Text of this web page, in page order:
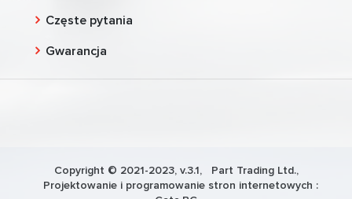
Częste pytania
Gwarancja
Copyright © 2021-2023, v.3.1, Part Trading Ltd.,
Projektowanie i programowanie stron internetowych :